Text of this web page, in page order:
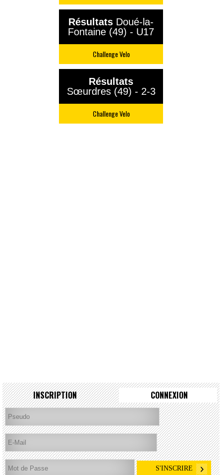
Résultats Doué-la-
Fontaine (49) - U17
Challenge Velo
Résultats
Sœurdres (49) - 2-3
Challenge Velo
INSCRIPTION CONNEXION